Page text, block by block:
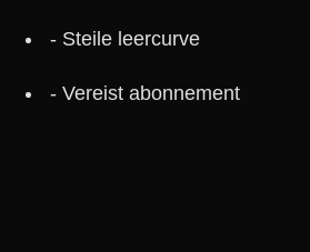
- Steile leercurve
- Vereist abonnement